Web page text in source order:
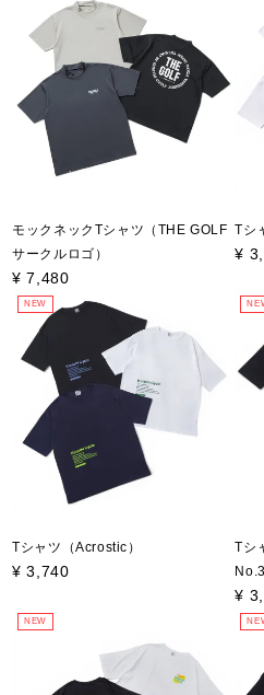
モックネックTシャツ（THE GOLF
サークルロゴ）
¥ 7,480
Tシ
¥
NEW
Tシャツ（Acrostic）
¥ 3,740
Tシ
No.3
¥
NEW